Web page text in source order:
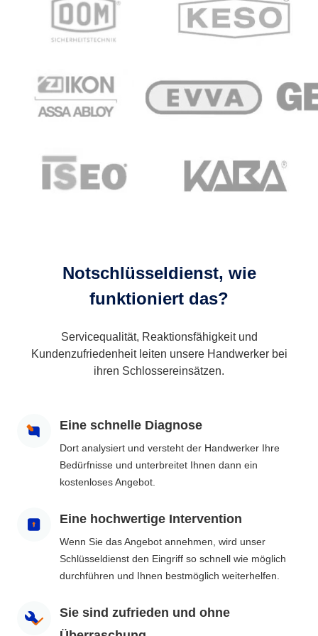
Notschlüsseldienst, wie
funktioniert das?
Servicequalität, Reaktionsfähigkeit und
Kundenzufriedenheit leiten unsere Handwerker bei
ihren Schlossereinsätzen.
Eine schnelle Diagnose
Dort analysiert und versteht der Handwerker Ihre
Bedürfnisse und unterbreitet Ihnen dann ein
kostenloses Angebot.
Eine hochwertige Intervention
Wenn Sie das Angebot annehmen, wird unser
Schlüsseldienst den Eingriff so schnell wie möglich
durchführen und Ihnen bestmöglich weiterhelfen.
Sie sind zufrieden und ohne